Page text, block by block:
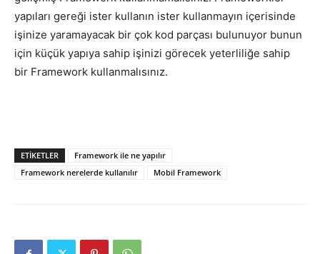
yapıları gereği ister kullanın ister kullanmayın içerisinde
işinize yaramayacak bir çok kod parçası bulunuyor bunun
için küçük yapıya sahip işinizi görecek yeterliliğe sahip
bir Framework kullanmalısınız.
ETIKETLER
Framework ile ne yapılır
Framework nerelerde kullanılır
Mobil Framework